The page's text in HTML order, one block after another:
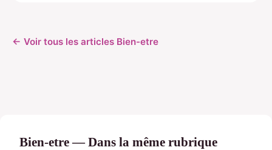
← Voir tous les articles Bien-etre
Bien-etre — Dans la même rubrique